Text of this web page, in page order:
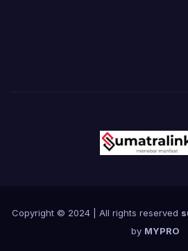
Copyright © 2024 | All rights reserved
by MYPRO